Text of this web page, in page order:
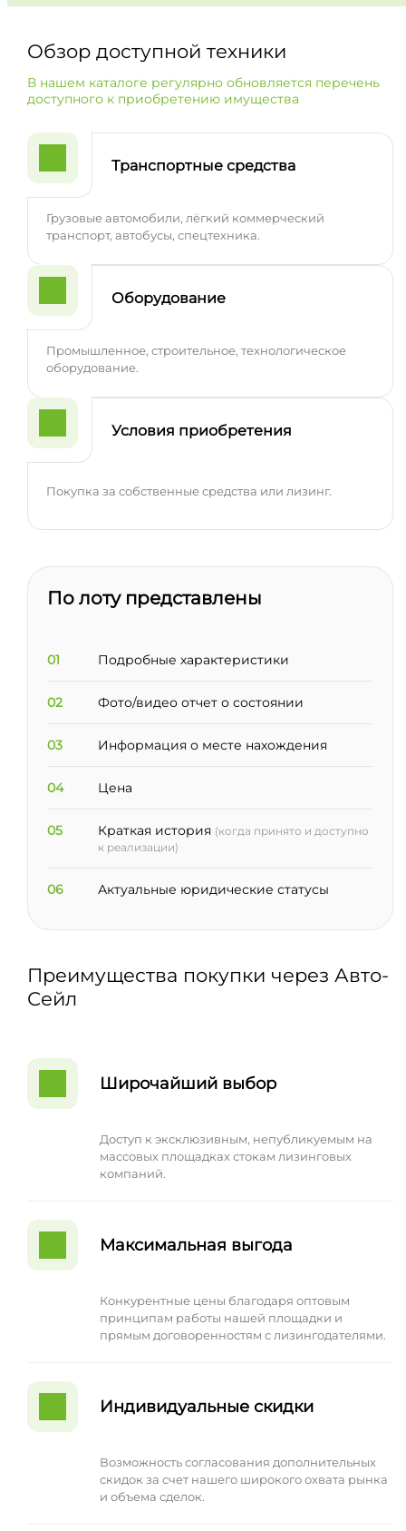
Обзор доступной техники
В нашем каталоге регулярно обновляется перечень
доступного к приобретению имущества
Транспортные средства
Грузовые автомобили, лёгкий коммерческий
транспорт, автобусы, спецтехника.
Оборудование
Промышленное, строительное, технологическое
оборудование.
Условия приобретения
Покупка за собственные средства или лизинг.
По лоту представлены
01 Подробные характеристики
02 Фото/видео отчет о состоянии
03 Информация о месте нахождения
04 Цена
05 Краткая история (когда принято и доступно
к реализации)
06 Актуальные юридические статусы
Преимущества покупки через Авто-
Сейл
Широчайший выбор
Доступ к эксклюзивным, непубликуемым на
массовых площадках стокам лизинговых
компаний.
Максимальная выгода
Конкурентные цены благодаря оптовым
принципам работы нашей площадки и
прямым договоренностям с лизингодателями.
Индивидуальные скидки
Возможность согласования дополнительных
скидок за счет нашего широкого охвата рынка
и объема сделок.